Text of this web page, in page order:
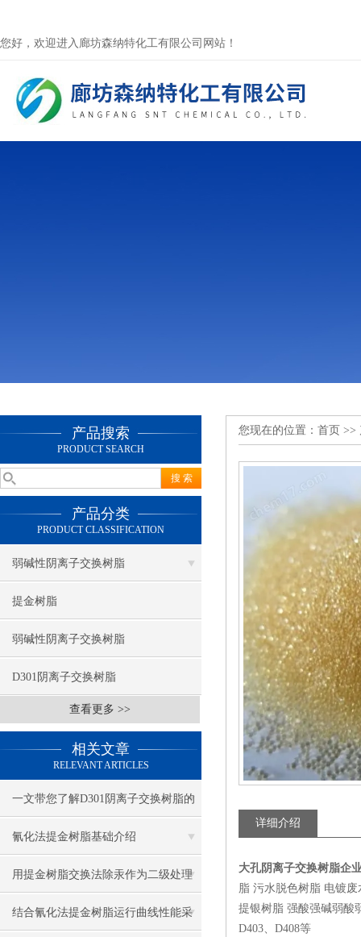
您好，欢迎进入廊坊森纳特化工有限公司网站！
产品搜索
PRODUCT SEARCH
产品分类
PRODUCT CLASSIFICATION
弱碱性阴离子交换树脂
提金树脂
弱碱性阴离子交换树脂
D301阴离子交换树脂
查看更多 >>
相关文章
RELEVANT ARTICLES
一文带您了解D301阴离子交换树脂的
交换容量
氰化法提金树脂基础介绍
用提金树脂交换法除汞作为二级处理
系统可提高生产能力
结合氰化法提金树脂运行曲线性能采
您现在的位置： 首页 >>
详细介绍
大孔阴离子交换树脂企
脂 污水脱色树脂 电镀
提银树脂 强酸强碱弱酸
D403、D408等